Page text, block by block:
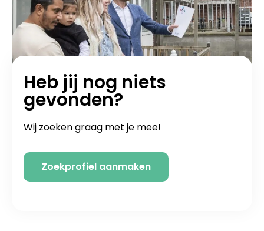
Heb jij nog niets
gevonden?
Wij zoeken graag met je mee!
Zoekprofiel aanmaken